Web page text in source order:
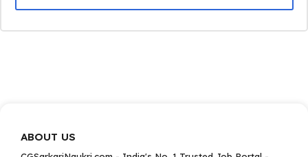
ABOUT US